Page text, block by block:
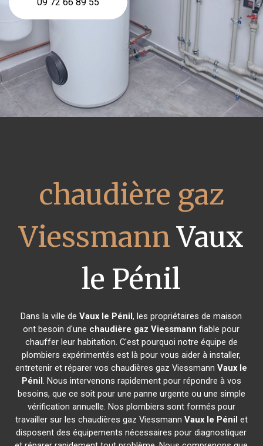
chaudière gaz
ViessmannVaux
le Pénil
Dans la ville deVaux le Pénil, les propriétaires de maison
ont besoin d'une chaudière gaz Viessmann fiable pour
chauffer leur habitation. C'est pourquoi notre équipe de
plombiers expérimentés est là pour vous aider à installer,
entretenir et réparer vos chaudières gaz ViessmannVaux le
Pénil. Nous intervenons rapidement pour répondre à vos
besoins, que ce soit pour une panne urgente ou une simple
vérification annuelle. Nos plombiers sont formés pour
travailler sur les chaudières gaz Viessmann Vaux le Pénil et
disposent des équipements nécessaires pour diagnostiquer